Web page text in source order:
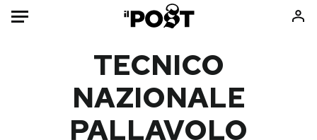
Moda
TECNICO
NAZIONALE
PALLAVOLO